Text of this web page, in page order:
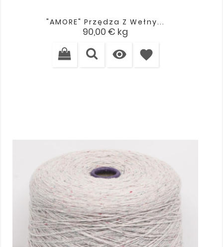
"AMORE" Przędza Z Wełny...
Cena
90,00 € kg
 favorite